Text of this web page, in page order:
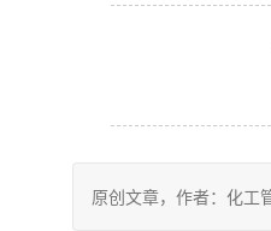
原创文章，作者：化